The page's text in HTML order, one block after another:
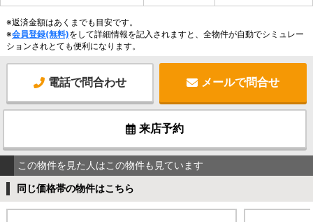
※返済金額はあくまでも目安です。
※会員登録(無料)をして詳細情報を記入されますと、全物件が自動でシミュレー
ションされとても便利になります。
電話で問合わせ メールで問合せ
来店予約
この物件を見た人はこの物件も見ています
同じ価格帯の物件はこちら